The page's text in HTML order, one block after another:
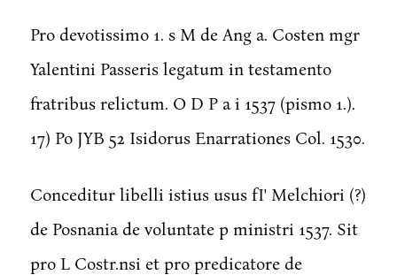
Pro devotissimo 1. s M de Ang a. Costen mgr
Yalentini Passeris legatum in testamento
fratribus relictum. O D P a i 1537 (pismo 1.).
17) Po JYB 52 Isidorus Enarrationes Col. 1530.
Conceditur libelli istius usus fI' Melchiori (?)
de Posnania de voluntate p ministri 1537. Sit
pro L Costr.nsi et pro predicatore de